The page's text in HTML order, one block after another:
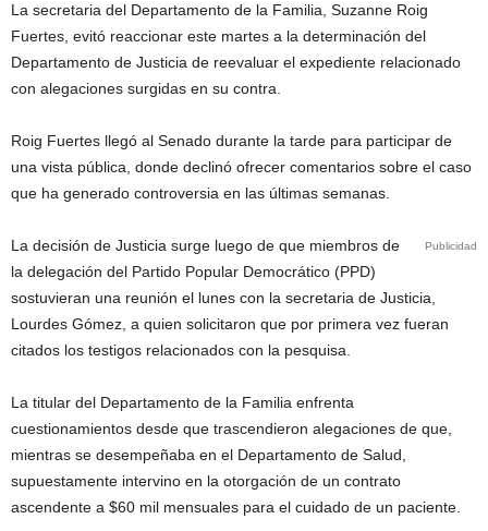
La secretaria del Departamento de la Familia, Suzanne Roig
Fuertes, evitó reaccionar este martes a la determinación del
Departamento de Justicia de reevaluar el expediente relacionado
con alegaciones surgidas en su contra.
Roig Fuertes llegó al Senado durante la tarde para participar de
una vista pública, donde declinó ofrecer comentarios sobre el caso
que ha generado controversia en las últimas semanas.
Publicidad
La decisión de Justicia surge luego de que miembros de
la delegación del Partido Popular Democrático (PPD)
sostuvieran una reunión el lunes con la secretaria de Justicia,
Lourdes Gómez, a quien solicitaron que por primera vez fueran
citados los testigos relacionados con la pesquisa.
La titular del Departamento de la Familia enfrenta
cuestionamientos desde que trascendieron alegaciones de que,
mientras se desempeñaba en el Departamento de Salud,
supuestamente intervino en la otorgación de un contrato
ascendente a $60 mil mensuales para el cuidado de un paciente.